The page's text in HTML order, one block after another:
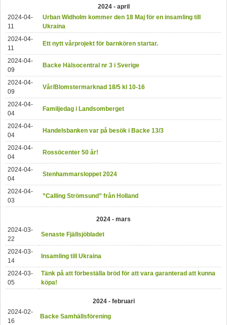
2024 - april
2024-04-
11
Urban Widholm kommer den 18 Maj för en insamling till
Ukraina
2024-04-
11
Ett nytt vårprojekt för barnkören startar.
2024-04-
09
Backe Hälsocentral nr 3 i Sverige
2024-04-
09
Vår/Blomstermarknad 18/5 kl 10-16
2024-04-
04
Familjedag i Landsomberget
2024-04-
04
Handelsbanken var på besök i Backe 13/3
2024-04-
04
Rossöcenter 50 år!
2024-04-
04
Stenhammarsloppet 2024
2024-04-
03
”Calling Strömsund” från Holland
2024 - mars
2024-03-
22
Senaste Fjällsjöbladet
2024-03-
14
Insamling till Ukraina
2024-03-
05
Tänk på att förbeställa bröd för att vara garanterad att kunna
köpa!
2024 - februari
2024-02-
16
Backe Samhällsförening